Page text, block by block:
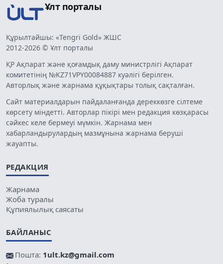
Ұлт порталы
Құрылтайшы: «Tengri Gold» ЖШС
2012-2026 © Ұлт порталы
ҚР Ақпарат және қоғамдық даму министрлігі Ақпарат
комитетінің №KZ71VPY00084887 куәлігі берілген.
Авторлық және жарнама құқықтары толық сақталған.
Сайт материалдарын пайдаланғанда дереккөзге сілтеме
көрсету міндетті. Авторлар пікірі мен редакция көзқарасы
сәйкес келе бермеуі мүмкін. Жарнама мен
хабарландырулардың мазмұнына жарнама беруші
жауапты.
РЕДАКЦИЯ
Жарнама
Жоба туралы
Құпиялылық саясаты
БАЙЛАНЫС
Пошта: 1ult.kz@gmail.com